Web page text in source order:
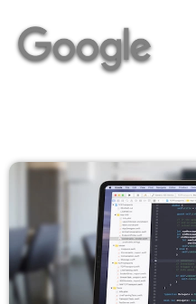
Extension à
Utilisez votre
L'iPad comme